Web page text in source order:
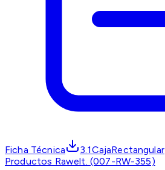
Ficha Técnica 3.1CajaRectangular
Productos Rawelt. (007-RW-355)